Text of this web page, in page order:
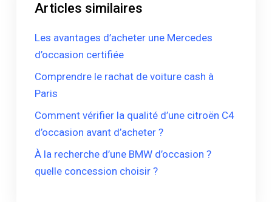
Articles similaires
Les avantages d’acheter une Mercedes
d’occasion certifiée
Comprendre le rachat de voiture cash à
Paris
Comment vérifier la qualité d’une citroën C4
d’occasion avant d’acheter ?
À la recherche d’une BMW d’occasion ?
quelle concession choisir ?